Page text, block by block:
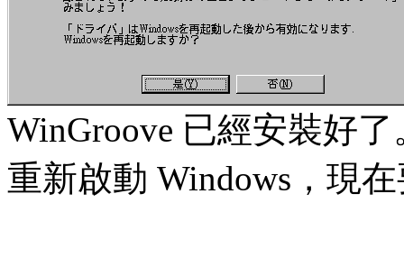
WinGroove 已經安裝好
重新啟動 Windows，現